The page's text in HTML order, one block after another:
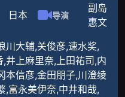
日本 导演
副岛
惠文
川大辅,关俊彦,速水奖,
,井上麻里奈,上田祐司,内
本信彦,金田朋子,川澄绫
,富永美伊奈,中井和哉,